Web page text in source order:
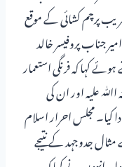
پرچم کشائی کے موقع
جناب پروفیسر خالد
کہا کہ فرنگی استعمار
علیہ اور ان کی
کیا۔ مجلس احرار اسلام
جدوجہد کے نتیجے